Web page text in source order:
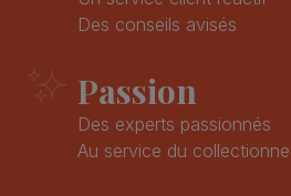
Des conseils avisés
Passion
Des experts passionnés
Au service du